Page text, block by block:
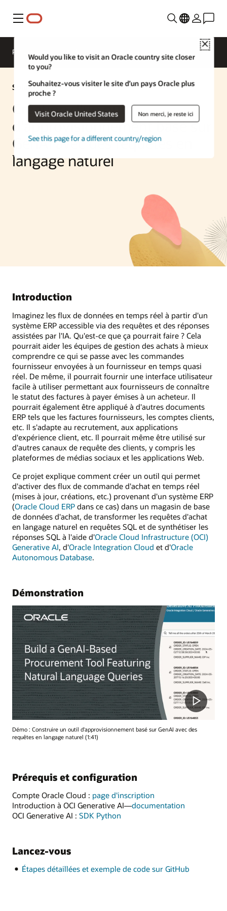
Menu
Close
Would you like to visit an Oracle country site closer
to you?
Souhaitez-vous visiter le site d’un pays Oracle plus
proche ?
Visit Oracle United States Non merci, je reste ici
See this page for a different country/region
Présentation
Solution IA
Création d'un outil
d'approvisionnement basé sur
GenAI avec des requêtes en
langage naturel
Introduction
Imaginez les flux de données en temps réel à partir d'un
système ERP accessible via des requêtes et des réponses
assistées par l'IA. Qu'est-ce que ça pourrait faire ? Cela
pourrait aider les équipes de gestion des achats à mieux
comprendre ce qui se passe avec les commandes
fournisseur envoyées à un fournisseur en temps quasi
réel. De même, il pourrait fournir une interface utilisateur
facile à utiliser permettant aux fournisseurs de connaître
le statut des factures à payer émises à un acheteur. Il
pourrait également être appliqué à d'autres documents
ERP tels que les factures fournisseurs, les comptes clients,
etc. Il s'adapte au recrutement, aux applications
d'expérience client, etc. Il pourrait même être utilisé sur
d'autres canaux de requête des clients, y compris les
plateformes de médias sociaux et les applications Web.
Ce projet explique comment créer un outil qui permet
d'activer des flux de commande d'achat en temps réel
(mises à jour, créations, etc.) provenant d'un système ERP
(Oracle Cloud ERP dans ce cas) dans un magasin de base
de données d'achat, de transformer les requêtes d'achat
en langage naturel en requêtes SQL et de synthétiser les
réponses SQL à l'aide d'Oracle Cloud Infrastructure (OCI)
Generative AI, d'Oracle Integration Cloud et d'Oracle
Autonomous Database.
Démonstration
Démo : Construire un outil d'approvisionnement basé sur GenAI avec des
requêtes en langage naturel (1:41)
Prérequis et configuration
Compte Oracle Cloud : page d'inscription
Introduction à OCI Generative AI—documentation
OCI Generative AI : SDK Python
Lancez-vous
Étapes détaillées et exemple de code sur GitHub